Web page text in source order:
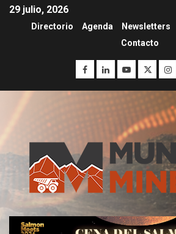
29 julio, 2026
Directorio Agenda Newsletters
Contacto